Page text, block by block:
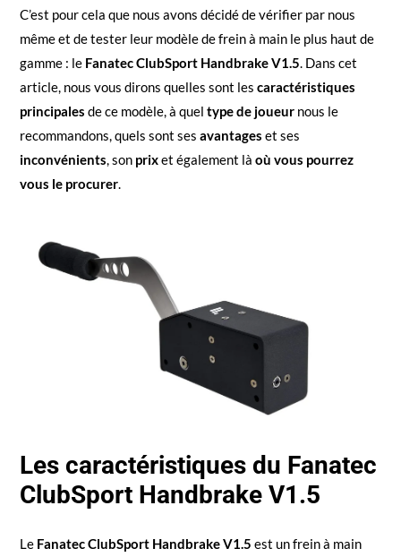
C’est pour cela que nous avons décidé de vérifier par nous
même et de tester leur modèle de frein à main le plus haut de
gamme : le Fanatec ClubSport Handbrake V1.5. Dans cet
article, nous vous dirons quelles sont les caractéristiques
principales de ce modèle, à quel type de joueurnous le
recommandons, quels sont ses avantages et ses
inconvénients, son prixet également là où vous pourrez
vous le procurer.
Les caractéristiques du Fanatec
ClubSport Handbrake V1.5
Le Fanatec ClubSport Handbrake V1.5 est un frein à main